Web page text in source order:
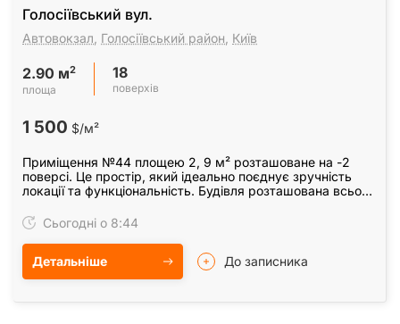
Голосіївський вул.
Автовокзал Голосіївський район Київ
2.90 м2
площа
18
поверхів
1 500 $/м²
Приміщення №44 площею 2, 9 м² розташоване на -2
поверсі. Це простір, який ідеально поєднує зручність
локації та функціональність. Будівля розташована всього
Сьогодні о 8:44
Детальніше До записника